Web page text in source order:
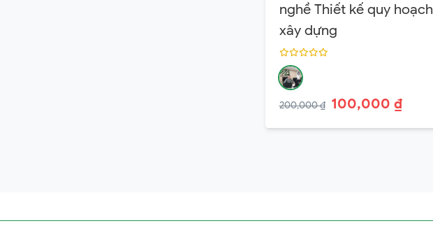
nghề Thiết kế quy hoạch
xây dựng
200,000 ₫ 100,000 ₫